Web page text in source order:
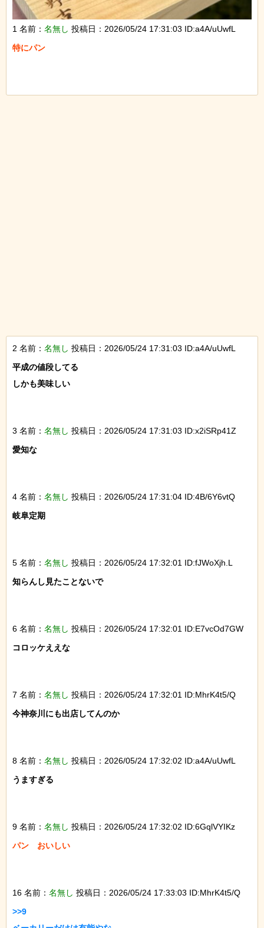
1 名前： 名無し 投稿日：2026/05/24 17:31:03 ID:a4A/uUwfL
特にパン
2 名前： 名無し 投稿日：2026/05/24 17:31:03 ID:a4A/uUwfL
平成の値段してる
しかも美味しい
3 名前： 名無し 投稿日：2026/05/24 17:31:03 ID:x2iSRp41Z
愛知な
4 名前： 名無し 投稿日：2026/05/24 17:31:04 ID:4B/6Y6vtQ
岐阜定期
5 名前： 名無し 投稿日：2026/05/24 17:32:01 ID:fJWoXjh.L
知らんし見たことないで
6 名前： 名無し 投稿日：2026/05/24 17:32:01 ID:E7vcOd7GW
コロッケええな
7 名前： 名無し 投稿日：2026/05/24 17:32:01 ID:MhrK4t5/Q
今神奈川にも出店してんのか
8 名前： 名無し 投稿日：2026/05/24 17:32:02 ID:a4A/uUwfL
うますぎる
9 名前： 名無し 投稿日：2026/05/24 17:32:02 ID:6GqlVYIKz
パン　おいしい
16 名前： 名無し 投稿日：2026/05/24 17:33:03 ID:MhrK4t5/Q
>>9